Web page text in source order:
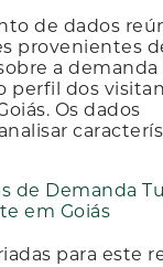
de dados
provenientes
a demanda
perfil dos
Os dados
de Demanda
em Goiás
para este